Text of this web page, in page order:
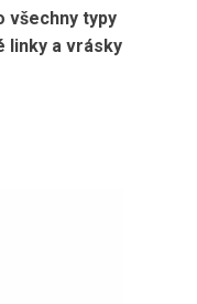
všechny typy
linky a vrásky